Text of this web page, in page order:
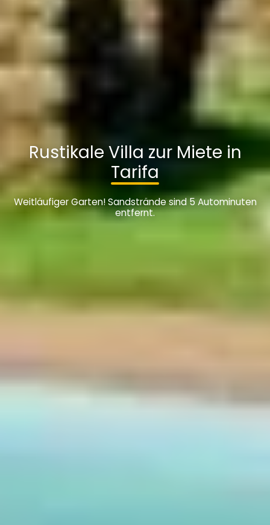
Rustikale Villa zur Miete in
Tarifa
Weitläufiger Garten! Sandstrände sind 5 Autominuten
entfernt.